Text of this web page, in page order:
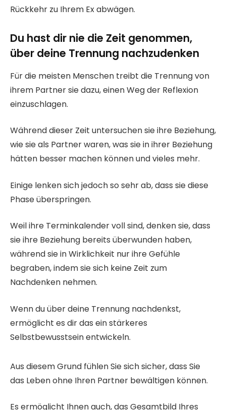
Rückkehr zu Ihrem Ex abwägen.
Du hast dir nie die Zeit genommen,
über deine Trennung nachzudenken
Für die meisten Menschen treibt die Trennung von
ihrem Partner sie dazu, einen Weg der Reflexion
einzuschlagen.
Während dieser Zeit untersuchen sie ihre Beziehung,
wie sie als Partner waren, was sie in ihrer Beziehung
hätten besser machen können und vieles mehr.
Einige lenken sich jedoch so sehr ab, dass sie diese
Phase überspringen.
Weil ihre Terminkalender voll sind, denken sie, dass
sie ihre Beziehung bereits überwunden haben,
während sie in Wirklichkeit nur ihre Gefühle
begraben, indem sie sich keine Zeit zum
Nachdenken nehmen.
Wenn du über deine Trennung nachdenkst,
ermöglicht es dir das ein stärkeres
Selbstbewusstsein entwickeln.
Aus diesem Grund fühlen Sie sich sicher, dass Sie
das Leben ohne Ihren Partner bewältigen können.
Es ermöglicht Ihnen auch, das Gesamtbild Ihres